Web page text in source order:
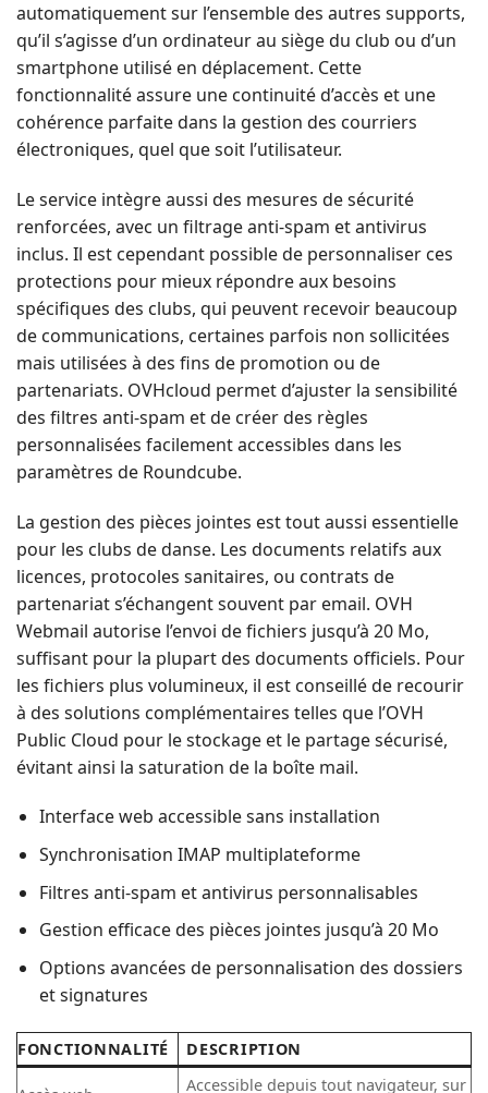
automatiquement sur l’ensemble des autres supports,
qu’il s’agisse d’un ordinateur au siège du club ou d’un
smartphone utilisé en déplacement. Cette
fonctionnalité assure une continuité d’accès et une
cohérence parfaite dans la gestion des courriers
électroniques, quel que soit l’utilisateur.
Le service intègre aussi des mesures de sécurité
renforcées, avec un filtrage anti-spam et antivirus
inclus. Il est cependant possible de personnaliser ces
protections pour mieux répondre aux besoins
spécifiques des clubs, qui peuvent recevoir beaucoup
de communications, certaines parfois non sollicitées
mais utilisées à des fins de promotion ou de
partenariats. OVHcloud permet d’ajuster la sensibilité
des filtres anti-spam et de créer des règles
personnalisées facilement accessibles dans les
paramètres de Roundcube.
La gestion des pièces jointes est tout aussi essentielle
pour les clubs de danse. Les documents relatifs aux
licences, protocoles sanitaires, ou contrats de
partenariat s’échangent souvent par email. OVH
Webmail autorise l’envoi de fichiers jusqu’à 20 Mo,
suffisant pour la plupart des documents officiels. Pour
les fichiers plus volumineux, il est conseillé de recourir
à des solutions complémentaires telles que l’OVH
Public Cloud pour le stockage et le partage sécurisé,
évitant ainsi la saturation de la boîte mail.
Interface web accessible sans installation
Synchronisation IMAP multiplateforme
Filtres anti-spam et antivirus personnalisables
Gestion efficace des pièces jointes jusqu’à 20 Mo
Options avancées de personnalisation des dossiers
et signatures
FONCTIONNALITÉ DESCRIPTION
Accessible depuis tout navigateur, sur